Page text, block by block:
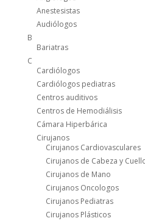
Anestesistas
Audiólogos
B
Bariatras
C
Cardiólogos
Cardiólogos pediatras
Centros auditivos
Centros de Hemodiálisis
Cámara Hiperbárica
Cirujanos
Cirujanos Cardiovasculares
Cirujanos de Cabeza y
Cirujanos de Mano
Cirujanos Oncologos
Cirujanos Pediatras
Cirujanos Plásticos